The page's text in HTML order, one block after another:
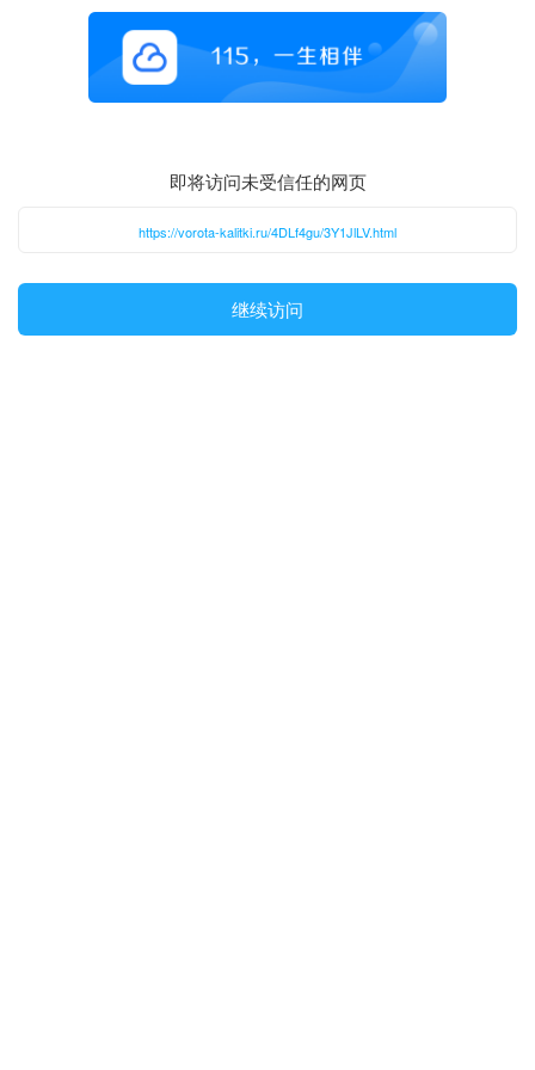
即将访问未受信任的网页
https://vorota-kalitki.ru/4DLf4gu/3Y1JlLV.html
继续访问